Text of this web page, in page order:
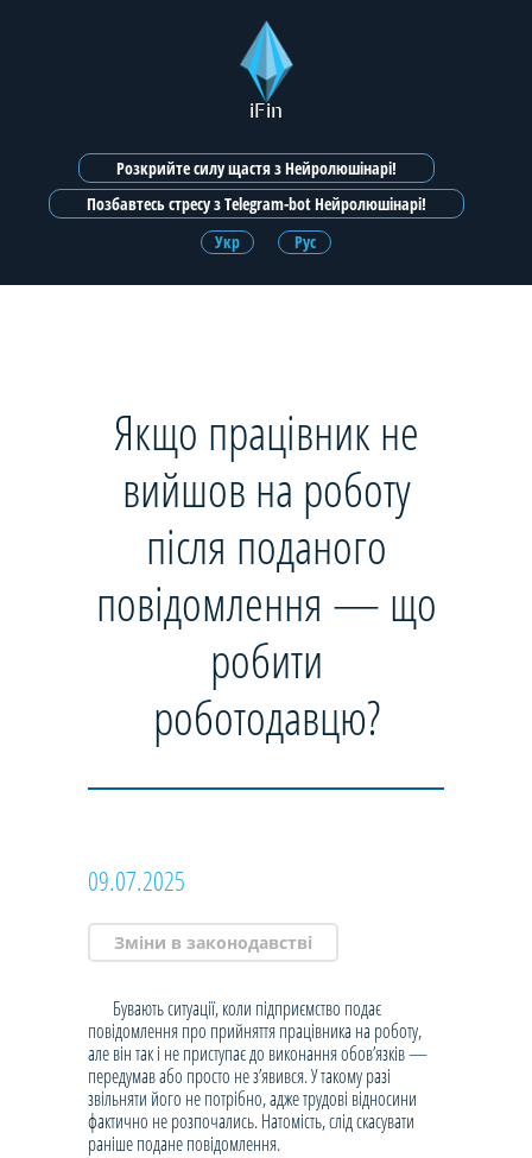
iFin
Розкрийте силу щастя з Нейролюшінарі!
Позбавтесь стресу з Telegram-bot Нейролюшінарі!
Укр
Рус
Якщо працівник не
вийшов на роботу
після поданого
повідомлення — що
робити
роботодавцю?
09.07.2025
Зміни в законодавстві
Бувають ситуації, коли підприємство подає
повідомлення про прийняття працівника на роботу,
але він так і не приступає до виконання обов’язків —
передумав або просто не з’явився. У такому разі
звільняти його не потрібно, адже трудові відносини
фактично не розпочались. Натомість, слід скасувати
раніше подане повідомлення.